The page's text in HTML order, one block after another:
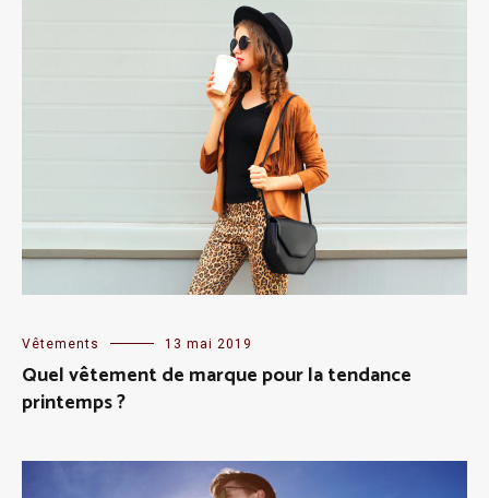
Vêtements 13 mai 2019
Quel vêtement de marque pour la tendance
printemps ?